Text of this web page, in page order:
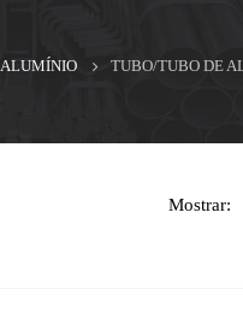
ALUMÍNIO TUBO/TUBO DE
Mostrar: